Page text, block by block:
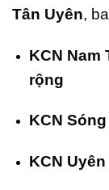
Tân Uyên,
KCN Nam
rộng
KCN
KCN